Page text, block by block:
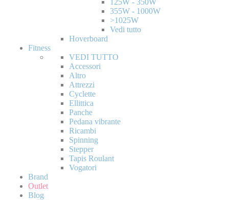
125W - 350W
355W - 1000W
>1025W
Vedi tutto
Hoverboard
Fitness
VEDI TUTTO
Accessori
Altro
Attrezzi
Cyclette
Ellittica
Panche
Pedana vibrante
Ricambi
Spinning
Stepper
Tapis Roulant
Vogatori
Brand
Outlet
Blog